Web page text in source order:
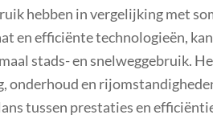
hebben in vergelijking met
en efficiënte technologieën,
stads- en snelweggebruik.
onderhoud en
tussen prestaties en